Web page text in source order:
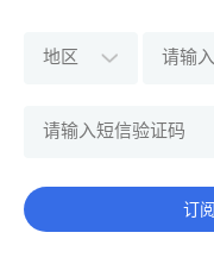
订